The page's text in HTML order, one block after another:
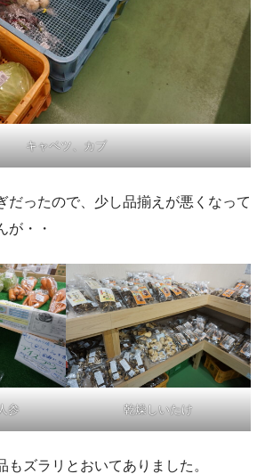
キャベツ、カブ
だったので、少し品揃えが悪くなって
が・・
参 乾燥しいたけ
もズラリとおいてありました。